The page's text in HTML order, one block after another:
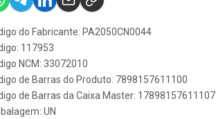
do Fabricante: PA2050CN0044
117953
NCM: 33072010
de Barras do Produto: 7898157611100
de Barras da Caixa Master: 17898157611107
UN